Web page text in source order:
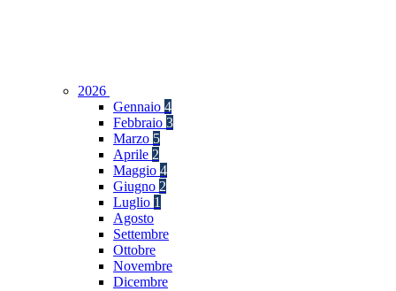
2026
Gennaio 4
Febbraio 3
Marzo 5
Aprile 2
Maggio 4
Giugno 2
Luglio 1
Agosto
Settembre
Ottobre
Novembre
Dicembre